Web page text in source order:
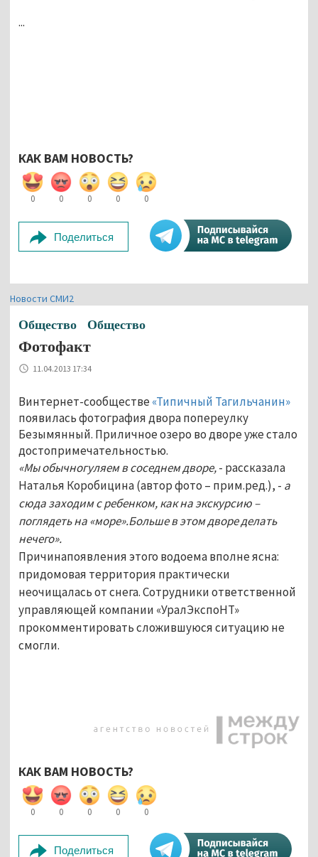
...
КАК ВАМ НОВОСТЬ?
0 0 0 0 0
Поделиться
Новости СМИ2
Общество Общество
Фотофакт
11.04.2013 17:34
Винтернет-сообществе «Типичный Тагильчанин»
появилась фотография двора попереулку
Безымянный. Приличное озеро во дворе уже стало
достопримечательностью.
«Мы обычногуляем в соседнем дворе,- рассказала
Наталья Коробицина (автор фото – прим.ред.), - а
сюда заходим с ребенком, как на экскурсию –
поглядеть на «море».Больше в этом дворе делать
нечего».
Причинапоявления этого водоема вполне ясна:
придомовая территория практически
неочищалась от снега. Сотрудники ответственной
управляющей компании «УралЭкспоНТ»
прокомментировать сложившуюся ситуацию не
смогли.
КАК ВАМ НОВОСТЬ?
0 0 0 0 0
Поделиться